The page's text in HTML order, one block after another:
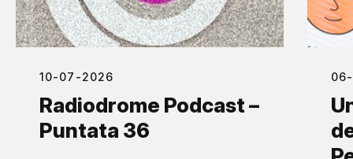
10-07-2026
Radiodrome Podcast –
Puntata 36